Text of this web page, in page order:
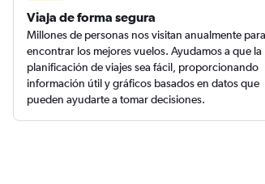
Viaja de forma segura
Millones de personas nos visitan anualmente para
encontrar los mejores vuelos. Ayudamos a que la
planificación de viajes sea fácil, proporcionando
información útil y gráficos basados en datos que
pueden ayudarte a tomar decisiones.